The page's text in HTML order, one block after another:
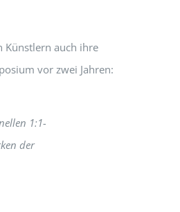
Künstlern auch ihre
vor zwei Jahren:
1:1-
der